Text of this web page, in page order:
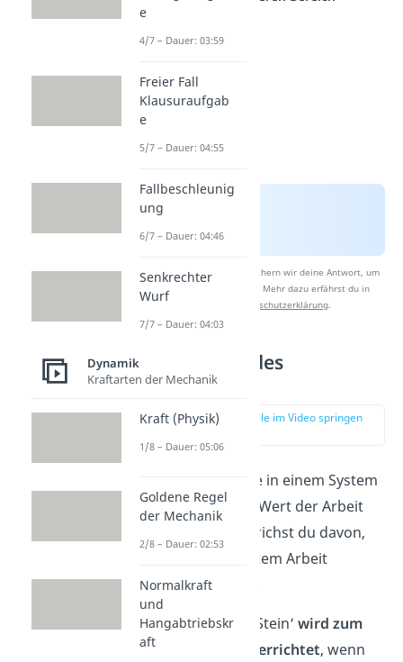
Nach Beantwortung speichern wir deine Antwort, um
Studyflix zu verbessern. Mehr dazu erfährst du in
Datenschutzerklärung.
Bedeutung des
Vorzeichens
zur Stelle im Video springen
Wenn die Energie in einem System
zunimmt, ist der Wert der Arbeit
. Dann sprichst du davon,
dass an dem System Arbeit
verrichtet wurde.
An dem System ‚Stein‘ wird zum
Beispiel Arbeit verrichtet, wenn
e
4/7 – Dauer: 03:59
Freier Fall
Klausuraufgab
e
5/7 – Dauer: 04:55
Fallbeschleunig
ung
6/7 – Dauer: 04:46
Senkrechter
Wurf
7/7 – Dauer: 04:03
Dynamik
Kraftarten der Mechanik
Kraft (Physik)
1/8 – Dauer: 05:06
Goldene Regel
der Mechanik
2/8 – Dauer: 02:53
Normalkraft
und
Hangabtriebskr
aft